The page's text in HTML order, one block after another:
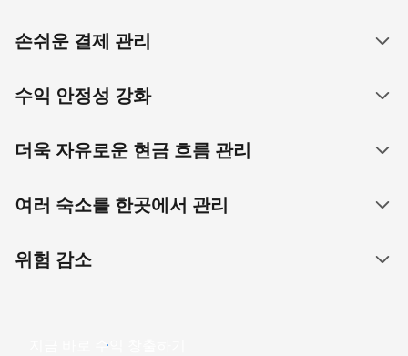
손쉬운 결제 관리
수익 안정성 강화
더욱 자유로운 현금 흐름 관리
여러 숙소를 한곳에서 관리
위험 감소
지금 바로 수익 창출하기